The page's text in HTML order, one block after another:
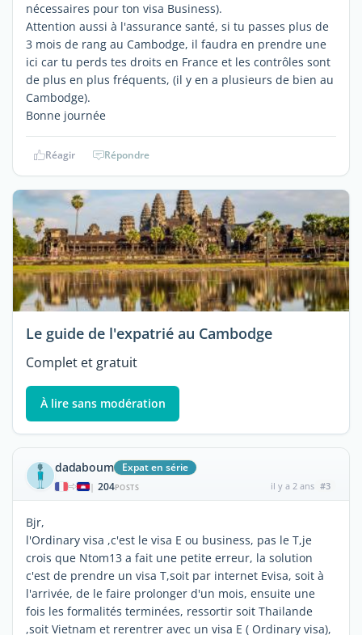
nécessaires pour ton visa Business).
Attention aussi à l'assurance santé, si tu passes plus de
3 mois de rang au Cambodge, il faudra en prendre une
ici car tu perds tes droits en France et les contrôles sont
de plus en plus fréquents, (il y en a plusieurs de bien au
Cambodge).
Bonne journée
Réagir Répondre
Le guide de l'expatrié au Cambodge
Complet et gratuit
À lire sans modération
dadaboum Expat en série
| 204POSTS il y a 2 ans #3
Bjr,
l'Ordinary visa ,c'est le visa E ou business, pas le T,je
crois que Ntom13 a fait une petite erreur, la solution
c'est de prendre un visa T,soit par internet Evisa, soit à
l'arrivée, de le faire prolonger d'un mois, ensuite une
fois les formalités terminées, ressortir soit Thailande
,soit Vietnam et rerentrer avec un visa E ( Ordinary visa),